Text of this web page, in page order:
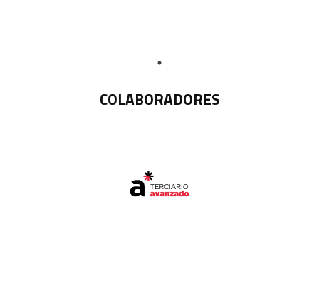
COLABORADORES